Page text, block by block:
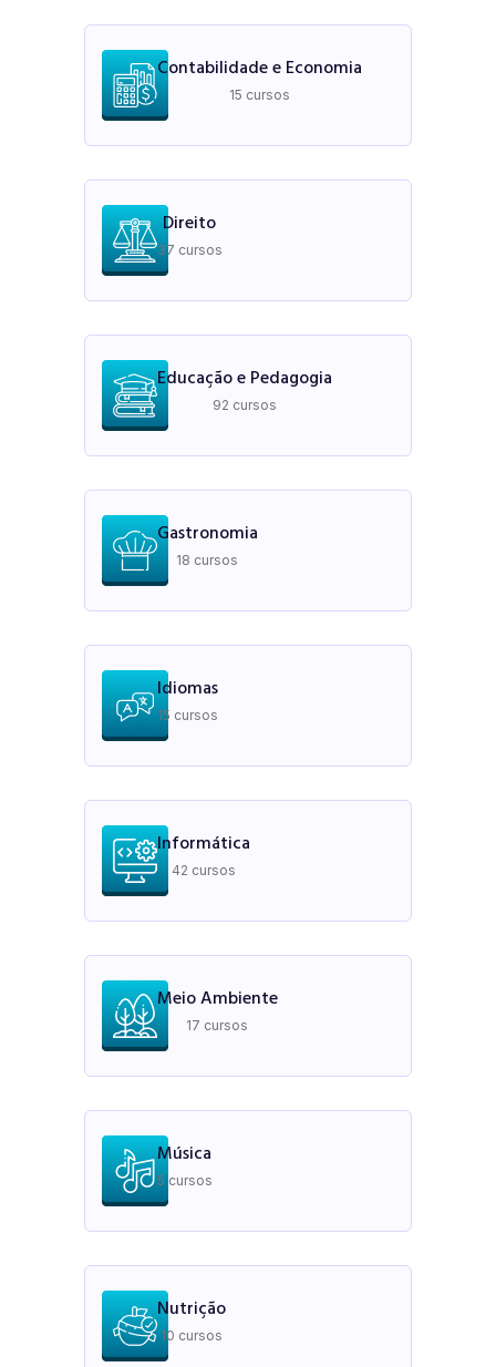
Contabilidade e Economia
15 cursos
Direito
37 cursos
Educação e Pedagogia
92 cursos
Gastronomia
18 cursos
Idiomas
15 cursos
Informática
42 cursos
Meio Ambiente
17 cursos
Música
5 cursos
Nutrição
10 cursos